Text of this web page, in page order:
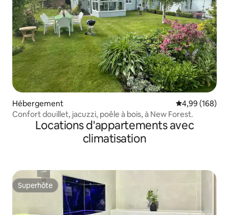
Hébergement Évaluation
4,99 (168)
Confort douillet, jacuzzi, poêle à bois, à New Forest.
Locations d'appartements avec
climatisation
Superhôte
Superhôte